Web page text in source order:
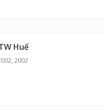
Huế
2002